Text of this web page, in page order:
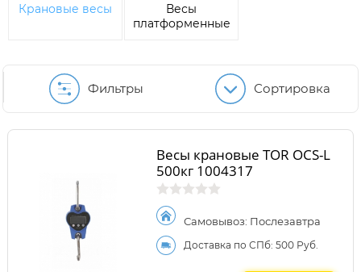
Крановые весы
Весы
платформенные
Фильтры Сортировка
Весы крановые TOR OCS-L
500кг 1004317
Самовывоз: Послезавтра
Доставка по СПб: 500 Руб.